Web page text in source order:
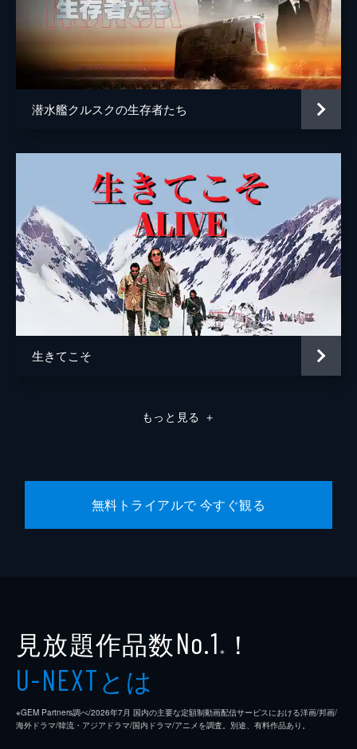
ジョセフ・Ｇ・ボックスホール ウォーレン・クラーク
メアリー・マーヴィン デボラ・フォレンダー
チャールズ・Ｈ・ライトーラー マルコム・ストッダード
ビリー・ヘイル
脚本 ジェームズ・コスティガン
音楽 ハワード・ブレイク
製作 ルー・モーハイム
潜水艦クルスクの生存者たち
生きてこそ
もっと見る ＋
無料トライアルで 今すぐ観る
見放題作品数No.1 ※ ！
U-NEXTとは
※GEM Partners調べ/2026年7⽉ 国内の主要な定額制動画配信サービスにおける洋画/邦画/
海外ドラマ/韓流・アジアドラマ/国内ドラマ/アニメを調査。別途、有料作品あり。